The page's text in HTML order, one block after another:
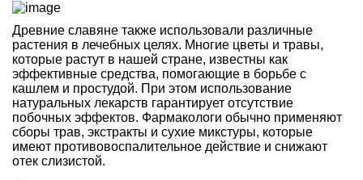
Древние славяне также использовали различные
растения в лечебных целях. Многие цветы и травы,
которые растут в нашей стране, известны как
эффективные средства, помогающие в борьбе с
кашлем и простудой. При этом использование
натуральных лекарств гарантирует отсутствие
побочных эффектов. Фармакологи обычно применяют
сборы трав, экстракты и сухие микстуры, которые
имеют противовоспалительное действие и снижают
отек слизистой.